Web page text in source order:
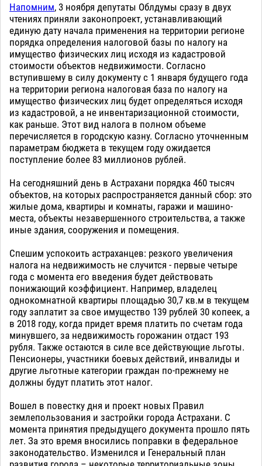
Напомним, 3 ноября депутаты Облдумы сразу в двух
чтениях приняли законопроект, устанавливающий
единую дату начала применения на территории регионе
порядка определения налоговой базы по налогу на
имущество физических лиц исходя из кадастровой
стоимости объектов недвижимости. Согласно
вступившему в силу документу с 1 января будущего года
на территории региона налоговая база по налогу на
имущество физических лиц будет определяться исходя
из кадастровой, а не инвентаризационной стоимости,
как раньше. Этот вид налога в полном объеме
перечисляется в городскую казну. Согласно уточненным
параметрам бюджета в текущем году ожидается
поступление более 83 миллионов рублей.
На сегодняшний день в Астрахани порядка 460 тысяч
объектов, на которых распространяется данный сбор: это
жилые дома, квартиры и комнаты, гаражи и машино-
места, объекты незавершенного строительства, а также
иные здания, сооружения и помещения.
Спешим успокоить астраханцев: резкого увеличения
налога на недвижимость не случится - первые четыре
года с момента его введения будет действовать
понижающий коэффициент. Например, владелец
однокомнатной квартиры площадью 30,7 кв.м в текущем
году заплатит за свое имущество 139 рублей 30 копеек, а
в 2018 году, когда придет время платить по счетам года
минувшего, за недвижимость горожанин отдаст 193
рубля. Также остаются в силе все действующие льготы.
Пенсионеры, участники боевых действий, инвалиды и
другие льготные категории граждан по-прежнему не
должны будут платить этот налог.
Вошел в повестку дня и проект новых Правил
землепользования и застройки города Астрахани. С
момента принятия предыдущего документа прошло пять
лет. За это время вносились поправки в федеральное
законодательство. Изменился и Генеральный план